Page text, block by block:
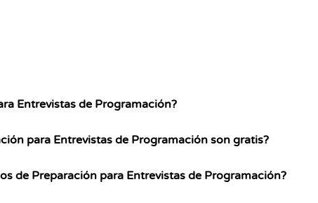
Entrevistas de Programación?
para Entrevistas de Programación son gratis?
de Preparación para Entrevistas de Programación?